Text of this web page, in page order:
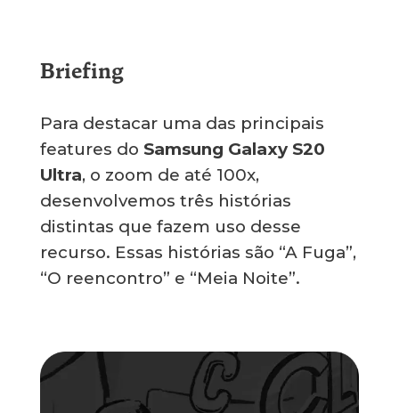
Briefing
Para destacar uma das principais
features do Samsung Galaxy S20
Ultra, o zoom de até 100x,
desenvolvemos três histórias
distintas que fazem uso desse
recurso. Essas histórias são “A Fuga”,
“O reencontro” e “Meia Noite”.